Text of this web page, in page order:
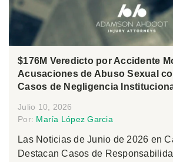
$176M Veredicto por Accidente
Acusaciones de Abuso Sexual
Casos de Negligencia
Julio 10, 2026
Por: María López Garcia
Las Noticias de Junio de 2026 en
Destacan Casos de